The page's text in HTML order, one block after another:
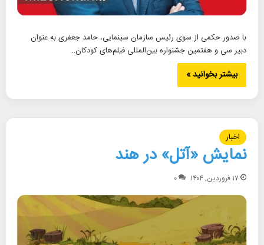
با صدور حکمی از سوی رئیس سازمان سینمایی، حامد جعفری به عنوان
دبیر سی و هفتمین جشنواره بین‌المللی فیلم‌های کودکان…
بیشتر بخوانید »
اخبار
نمایش «آتل» در هند
۱۷ فروردین, ۱۴۰۴ ۰